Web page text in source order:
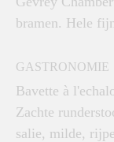
bramen. Hele
GASTRONOMIE
Bavette à
Zachte
salie, milde,